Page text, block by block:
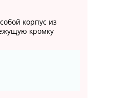
корпус из
кромку